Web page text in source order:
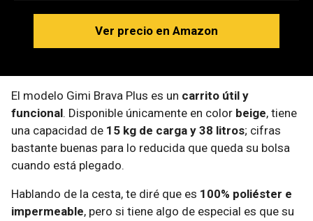
Ver precio en Amazon
El modelo Gimi Brava Plus es un carrito útil y
funcional. Disponible únicamente en color beige, tiene
una capacidad de 15 kg de carga y 38 litros; cifras
bastante buenas para lo reducida que queda su bolsa
cuando está plegado.
Hablando de la cesta, te diré que es 100% poliéster e
impermeable, pero si tiene algo de especial es que su